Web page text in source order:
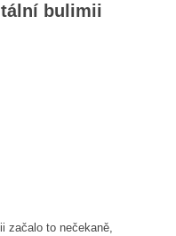
bulimii
začalo to nečekaně,